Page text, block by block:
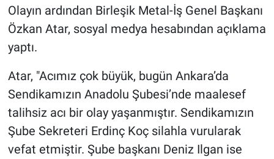
Olayın ardından Birleşik Metal-İş Genel Başkanı
Özkan Atar, sosyal medya hesabından açıklama
yaptı.
Atar, "Acımız çok büyük, bugün Ankara’da
Sendikamızın Anadolu Şubesi’nde maalesef
talihsiz acı bir olay yaşanmıştır. Sendikamızın
Şube Sekreteri Erdinç Koç silahla vurularak
vefat etmiştir. Şube başkanı Deniz Ilgan ise
Sağlık
Teknoloji
Türkiye'nin Geleceği
Türkiye'nin Gündemi